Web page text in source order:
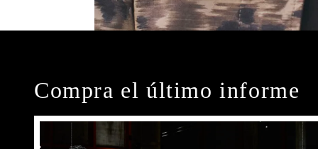
Compra el último informe